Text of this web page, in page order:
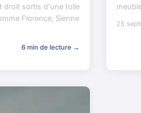
droit sortis d'une toile
Florence, Sienne
6 min de lecture →
25